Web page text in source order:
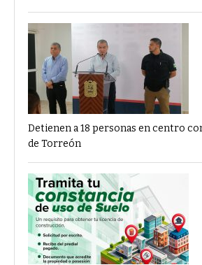
Detienen a 18 personas en centro
de Torreón